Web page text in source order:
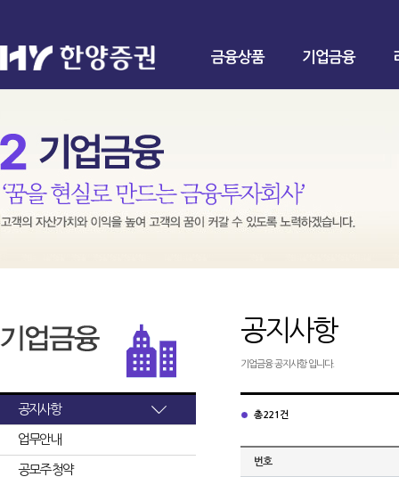
금융상품 기업금융
공지사항
업무안내
공모주 청약
공지사항
기업금융 공지사항 입니다.
총 221건
번호